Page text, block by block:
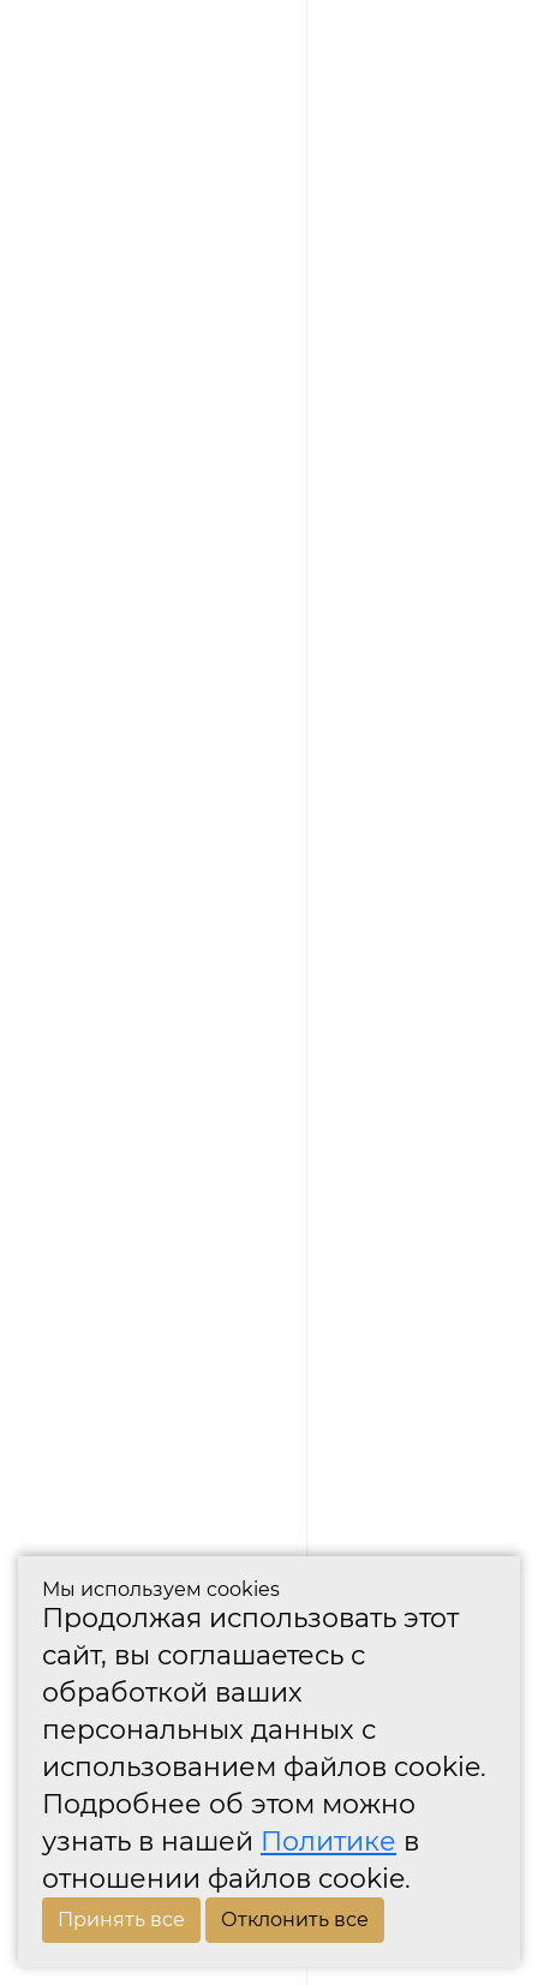
Мы используем cookies
Продолжая использовать этот
сайт, вы соглашаетесь с
обработкой ваших
персональных данных с
использованием файлов cookie.
Подробнее об этом можно
узнать в нашей Политике в
отношении файлов cookie.
Принять все Отклонить все